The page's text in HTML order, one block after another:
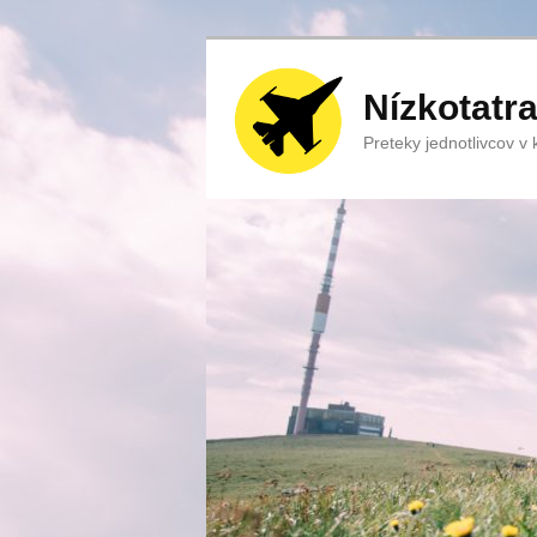
Preteky jednotlivcov v